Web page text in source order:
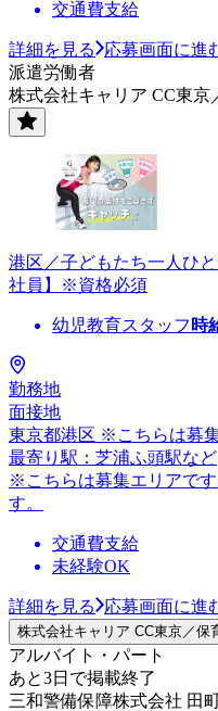
交通費支給
詳細を見る
応募画面に進
派遣労働者
株式会社キャリア CC東京
港区／子どもたち一人ひ
社員】※資格必須
幼児教育スタッフ 時
勤務地
面接地
東京都港区 ※こちらは募
最寄り駅：芝浦ふ頭駅など
※こちらは募集エリアで
す。
交通費支給
未経験OK
詳細を見る 応募画面に進
株式会社キャリア CC東京／保
アルバイト・パート
あと3日で掲載終了
三和警備保障株式会社 田